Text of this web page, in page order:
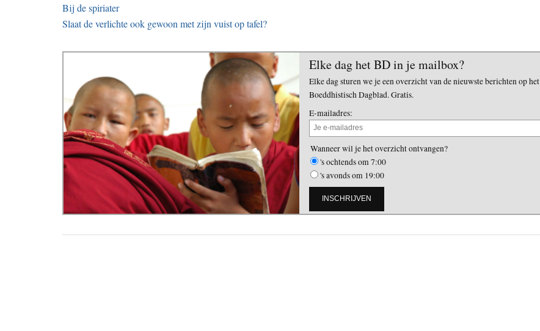
Bij de spiriater
Slaat de verlichte ook gewoon met zijn vuist op tafel?
Elke dag het BD in je mailbox?
Elke dag sturen we je een overzicht van de nieuwste berichten op het
Boeddhistisch Dagblad. Gratis.
E-mailadres:
Wanneer wil je het overzicht ontvangen?
's ochtends om 7:00
's avonds om 19:00